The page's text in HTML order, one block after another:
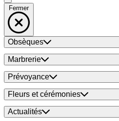
Fermer
Obsèques
Marbrerie
Prévoyance
Fleurs et cérémonies
Actualités